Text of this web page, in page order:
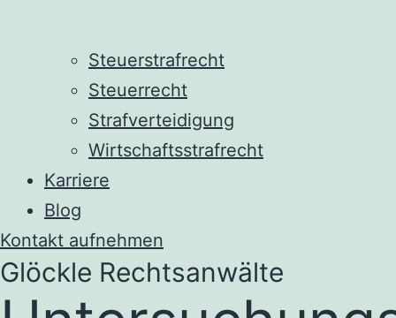
Steuerstrafrecht
Steuerrecht
Strafverteidigung
Wirtschaftsstrafrecht
Karriere
Blog
Kontakt aufnehmen
Glöckle Rechtsanwälte